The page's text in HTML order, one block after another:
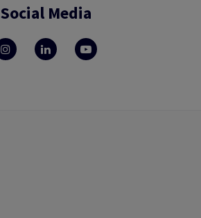
Social Media